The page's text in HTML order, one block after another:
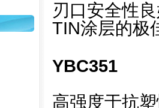
刃口安全性
TIN涂层的极
YBC351
高强度于抗